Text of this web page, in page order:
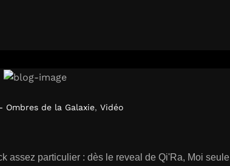
Ombres de la Galaxie, Vidéo
assez particulier : dès le reveal de Qi'Ra, Moi seule